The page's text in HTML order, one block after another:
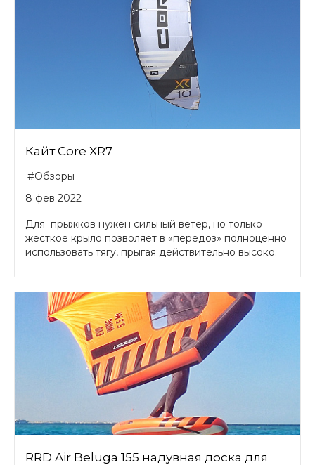
Кайт Core XR7
#Обзоры
8 фев 2022
Для прыжков нужен сильный ветер, но только
жесткое крыло позволяет в «передоз» полноценно
использовать тягу, прыгая действительно высоко.
RRD Air Beluga 155 надувная доска для